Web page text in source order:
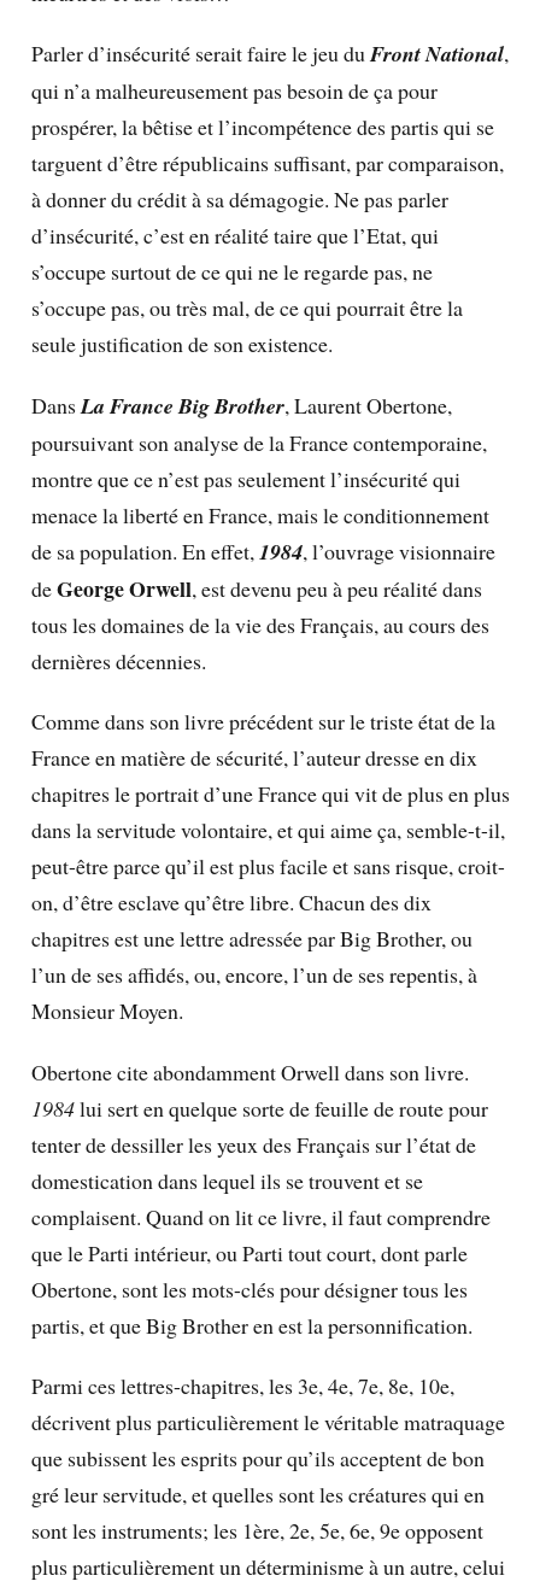
Parler d’insécurité serait faire le jeu duFront National,
qui n’a malheureusement pas besoin de ça pour
prospérer, la bêtise et l’incompétence des partis qui se
targuent d’être républicains suffisant, par comparaison,
à donner du crédit à sa démagogie. Ne pas parler
d’insécurité, c’est en réalité taire que l’Etat, qui
s’occupe surtout de ce qui ne le regarde pas, ne
s’occupe pas, ou très mal, de ce qui pourrait être la
seule justification de son existence.
DansLa France Big Brother, Laurent Obertone,
poursuivant son analyse de la France contemporaine,
montre que ce n’est pas seulement l’insécurité qui
menace la liberté en France, mais le conditionnement
de sa population. En effet,1984, l’ouvrage visionnaire
deGeorge Orwell, est devenu peu à peu réalité dans
tous les domaines de la vie des Français, au cours des
dernières décennies.
Comme dans son livre précédent sur le triste état de la
France en matière de sécurité, l’auteur dresse en dix
chapitres le portrait d’une France qui vit de plus en plus
dans la servitude volontaire, et qui aime ça, semble-t-il,
peut-être parce qu’il est plus facile et sans risque, croit-
on, d’être esclave qu’être libre. Chacun des dix
chapitres est une lettre adressée par Big Brother, ou
l’un de ses affidés, ou, encore, l’un de ses repentis, à
Monsieur Moyen.
Obertone cite abondamment Orwell dans son livre.
1984lui sert en quelque sorte de feuille de route pour
tenter de dessiller les yeux des Français sur l’état de
domestication dans lequel ils se trouvent et se
complaisent. Quand on lit ce livre, il faut comprendre
que le Parti intérieur, ou Parti tout court, dont parle
Obertone, sont les mots-clés pour désigner tous les
partis, et que Big Brother en est la personnification.
Parmi ces lettres-chapitres, les 3e, 4e, 7e, 8e, 10e,
décrivent plus particulièrement le véritable matraquage
que subissent les esprits pour qu’ils acceptent de bon
gré leur servitude, et quelles sont les créatures qui en
sont les instruments; les 1ère, 2e, 5e, 6e, 9e opposent
plus particulièrement un déterminisme à un autre, celui